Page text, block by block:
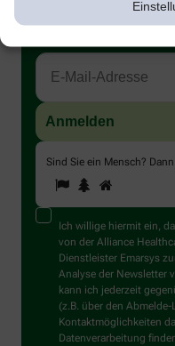
melden Sie
Sind Sie ein Mensch?
Sind
Sie
ein
Mensch?
Dann
wählen
Sie
bitte
die
Flagge.
1 2
Ich willige hiermit ein,
von der Alliance
Dienstleister Emarsys
Analyse der Newsletter
kann ich jederzeit
(z.B. über den
Kontaktmöglichkeiten
Datenverarbeitung